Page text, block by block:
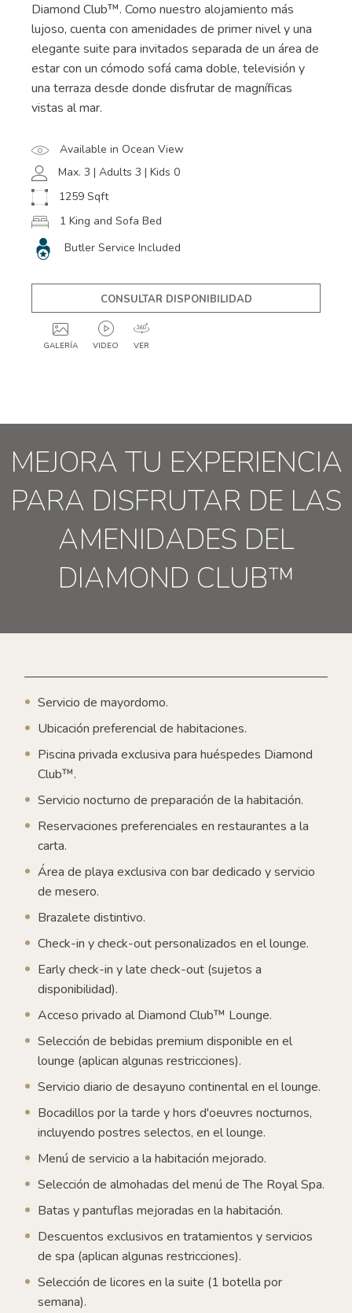
Diamond Club™. Como nuestro alojamiento más
lujoso, cuenta con amenidades de primer nivel y una
elegante suite para invitados separada de un área de
estar con un cómodo sofá cama doble, televisión y
una terraza desde donde disfrutar de magníficas
vistas al mar.
Available in Ocean View
Max. 3 | Adults 3 | Kids 0
1259 Sqft
1 King and Sofa Bed
Butler Service Included
CONSULTAR DISPONIBILIDAD
GALERÍA
VIDEO VER
MEJORA TU EXPERIENCIA
PARA DISFRUTAR DE LAS
AMENIDADES DEL
DIAMOND CLUB™
Servicio de mayordomo.
Ubicación preferencial de habitaciones.
Piscina privada exclusiva para huéspedes Diamond
Club™.
Servicio nocturno de preparación de la habitación.
Reservaciones preferenciales en restaurantes a la
carta.
Área de playa exclusiva con bar dedicado y servicio
de mesero.
Brazalete distintivo.
Check-in y check-out personalizados en el lounge.
Early check-in y late check-out (sujetos a
disponibilidad).
Acceso privado al Diamond Club™ Lounge.
Selección de bebidas premium disponible en el
lounge (aplican algunas restricciones).
Servicio diario de desayuno continental en el lounge.
Bocadillos por la tarde y hors d'oeuvres nocturnos,
incluyendo postres selectos, en el lounge.
Menú de servicio a la habitación mejorado.
Selección de almohadas del menú de The Royal Spa.
Batas y pantuflas mejoradas en la habitación.
Descuentos exclusivos en tratamientos y servicios
de spa (aplican algunas restricciones).
Selección de licores en la suite (1 botella por
semana).